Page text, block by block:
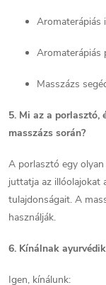
Aromaterápiás
Aromaterápiás
Masszázs
5. Mi az a porlasztó,
masszázs során?
A porlasztó egy
juttatja az illóolajokat
tulajdonságait. A
használják.
6. Kínálnak
Igen, kínálunk: